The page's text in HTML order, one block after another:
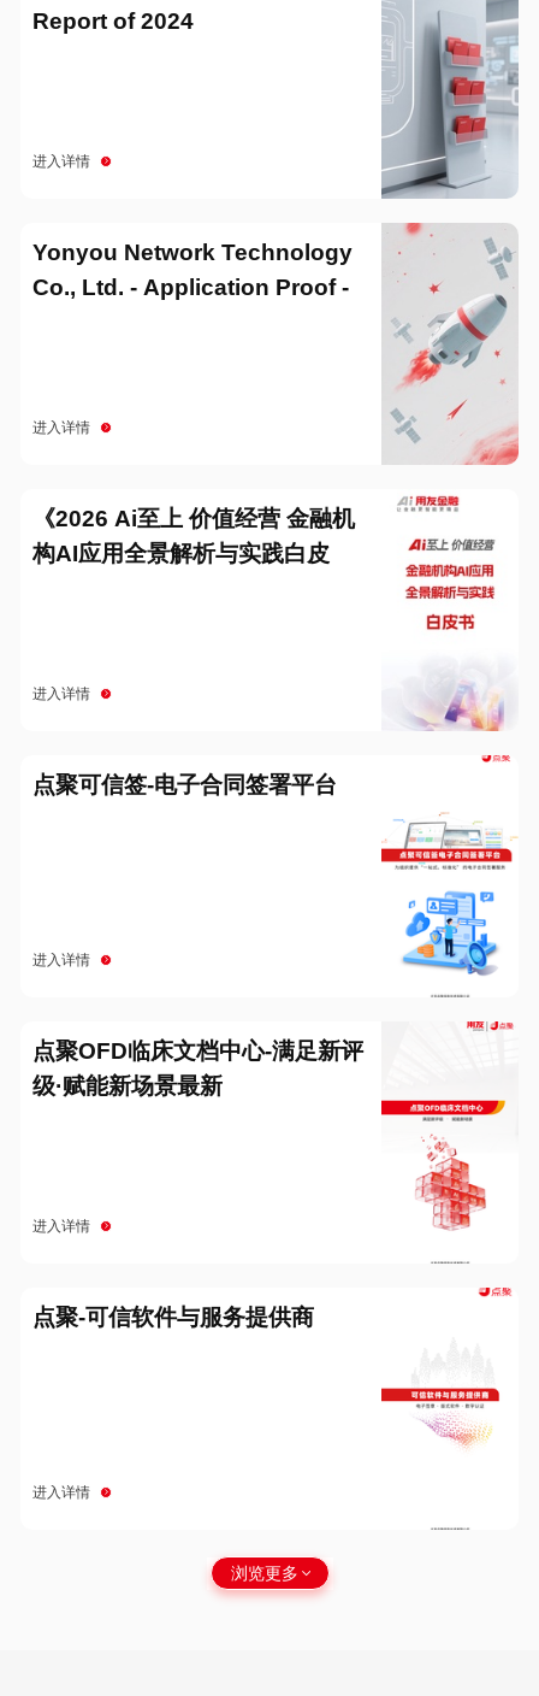
Report of 2024
进入详情
Yonyou Network Technology
Co., Ltd. - Application Proof -
进入详情
《2026 Ai至上 价值经营 金融机
构AI应用全景解析与实践白皮
进入详情
点聚可信签-电子合同签署平台
进入详情
点聚OFD临床文档中心-满足新评
级·赋能新场景最新
进入详情
点聚-可信软件与服务提供商
进入详情
浏览更多